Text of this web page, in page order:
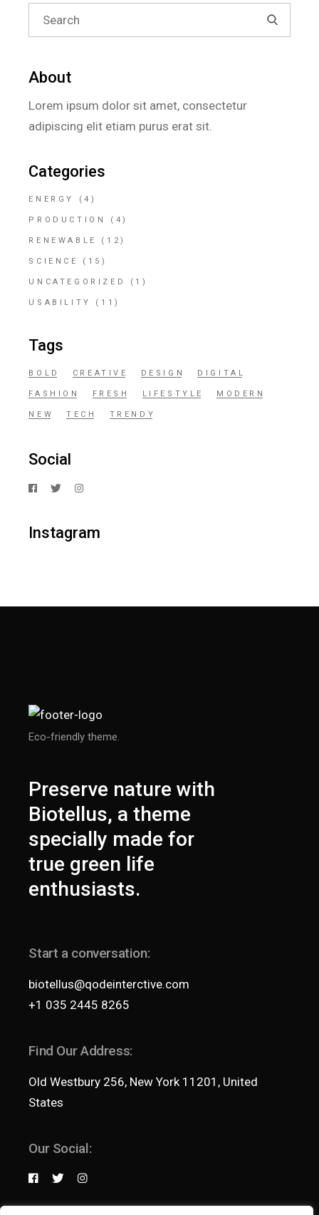
About
Lorem ipsum dolor sit amet, consectetur
adipiscing elit etiam purus erat sit.
Categories
ENERGY (4)
PRODUCTION (4)
RENEWABLE (12)
SCIENCE (15)
UNCATEGORIZED (1)
USABILITY (11)
Tags
BOLD CREATIVE DESIGN DIGITAL
FASHION FRESH LIFESTYLE MODERN
NEW TECH TRENDY
Social
Instagram
Eco-friendly theme.
Preserve nature with
Biotellus, a theme
specially made for
true green life
enthusiasts.
Start a conversation:
biotellus@qodeinterctive.com
+1 035 2445 8265
Find Our Address:
Old Westbury 256, New York 11201, United
States
Our Social: